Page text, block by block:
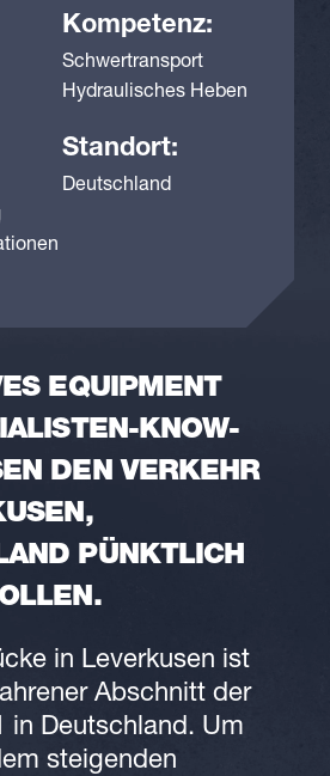
Kompetenz:
Schwertransport
Hydraulisches Heben
Standort:
Deutschland
EQUIPMENT
KNOW-
DEN VERKEHR
PÜNKTLICH
in Leverkusen ist
Abschnitt der
in Deutschland. Um
steigenden